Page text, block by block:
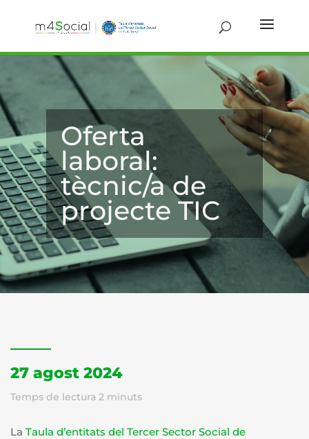
Oferta
laboral:
tècnic/a de
projecte TIC
27 agost 2024
Temps de lectura 2 minuts
La Taula d’entitats del Tercer Sector Social de